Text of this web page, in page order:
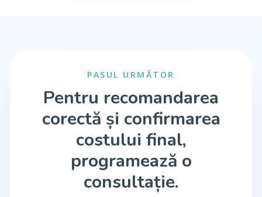
PASUL URMĂTOR
Pentru recomandarea
corectă și confirmarea
costului final,
programează o
consultație.